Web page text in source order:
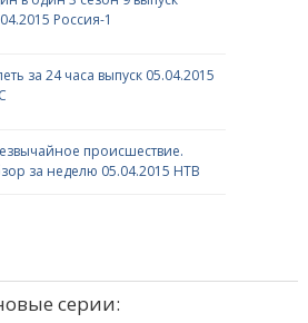
Россия-1
за 24 часа выпуск 05.04.2015
происшествие.
за неделю 05.04.2015 НТВ
серии: